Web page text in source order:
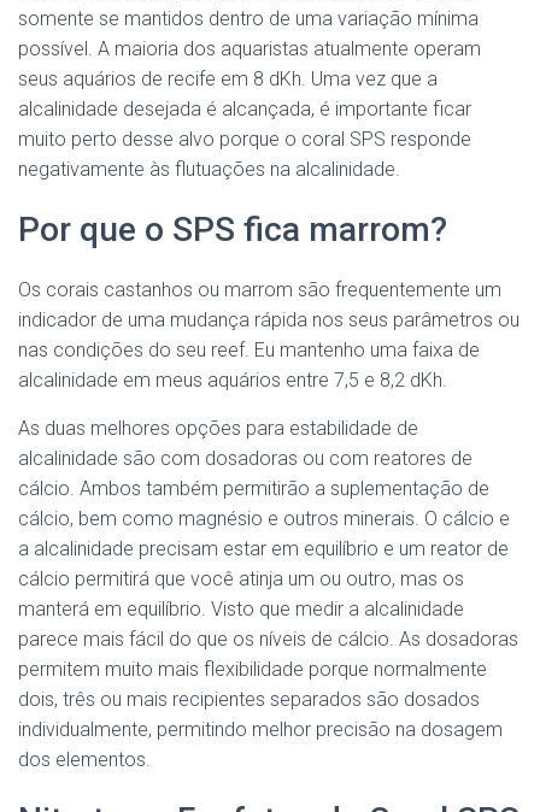
somente se mantidos dentro de uma variação mínima
possível. A maioria dos aquaristas atualmente operam
seus aquários de recife em 8 dKh. Uma vez que a
alcalinidade desejada é alcançada, é importante ficar
muito perto desse alvo porque o coral SPS responde
negativamente às flutuações na alcalinidade.
Por que o SPS fica marrom?
Os corais castanhos ou marrom são frequentemente um
indicador de uma mudança rápida nos seus parâmetros ou
nas condições do seu reef. Eu mantenho uma faixa de
alcalinidade em meus aquários entre 7,5 e 8,2 dKh.
As duas melhores opções para estabilidade de
alcalinidade são com dosadoras ou com reatores de
cálcio. Ambos também permitirão a suplementação de
cálcio, bem como magnésio e outros minerais. O cálcio e
a alcalinidade precisam estar em equilíbrio e um reator de
cálcio permitirá que você atinja um ou outro, mas os
manterá em equilíbrio. Visto que medir a alcalinidade
parece mais fácil do que os níveis de cálcio. As dosadoras
permitem muito mais flexibilidade porque normalmente
dois, três ou mais recipientes separados são dosados ​​
individualmente, permitindo melhor precisão na dosagem
dos elementos.